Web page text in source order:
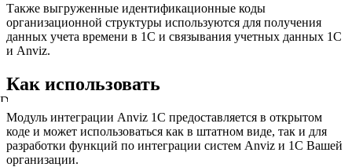
Также выгруженные идентификационные коды
организационной структуры используются для получения
данных учета времени в 1С и связывания учетных данных 1С
и Anviz.
Как использовать
Модуль интеграции Anviz 1C предоставляется в открытом
коде и может использоваться как в штатном виде, так и для
разработки функций по интеграции систем Anviz и 1С Вашей
организации.
Driver=
{PostgreSQL
boot;Uid=user;Pwd=user;STMT=utf8